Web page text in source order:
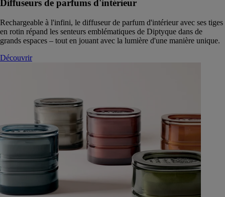
Diffuseurs de parfums d'intérieur
Rechargeable à l'infini, le diffuseur de parfum d'intérieur avec ses tiges
en rotin répand les senteurs emblématiques de Diptyque dans de
grands espaces – tout en jouant avec la lumière d'une manière unique.
Découvrir